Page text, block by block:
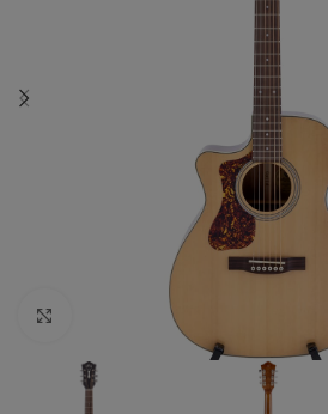
Zum vergrößern anklicken